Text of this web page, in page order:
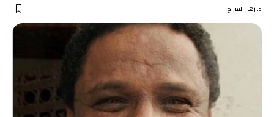
د. زهير السراج